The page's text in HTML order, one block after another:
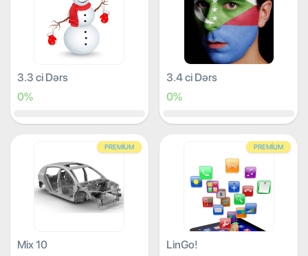
3.3 ci Dərs
0%
3.4 ci Dərs
0%
PREMIUM
Mix 10
PREMIUM
LinGo!